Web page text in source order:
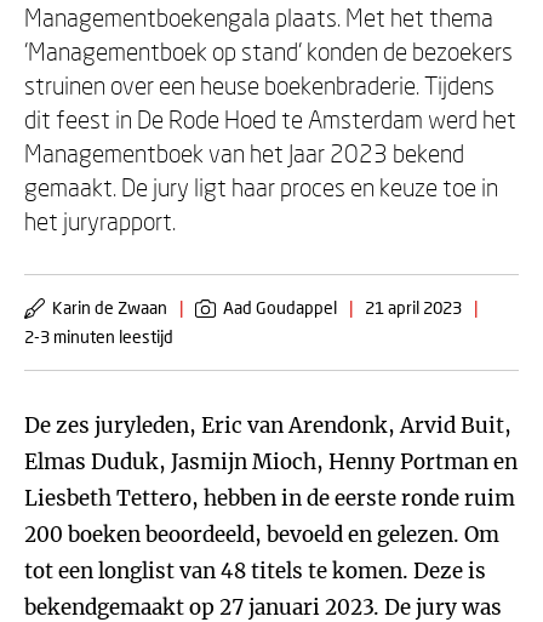
Managementboekengala plaats. Met het thema
'Managementboek op stand' konden de bezoekers
struinen over een heuse boekenbraderie. Tijdens
dit feest in De Rode Hoed te Amsterdam werd het
Managementboek van het Jaar 2023 bekend
gemaakt. De jury ligt haar proces en keuze toe in
het juryrapport.
Karin de Zwaan | Aad Goudappel | 21 april 2023
|
2-3 minuten leestijd
De zes juryleden, Eric van Arendonk, Arvid Buit,
Elmas Duduk, Jasmijn Mioch, Henny Portman en
Liesbeth Tettero, hebben in de eerste ronde ruim
200 boeken beoordeeld, bevoeld en gelezen. Om
tot een longlist van 48 titels te komen. Deze is
bekendgemaakt op 27 januari 2023. De jury was